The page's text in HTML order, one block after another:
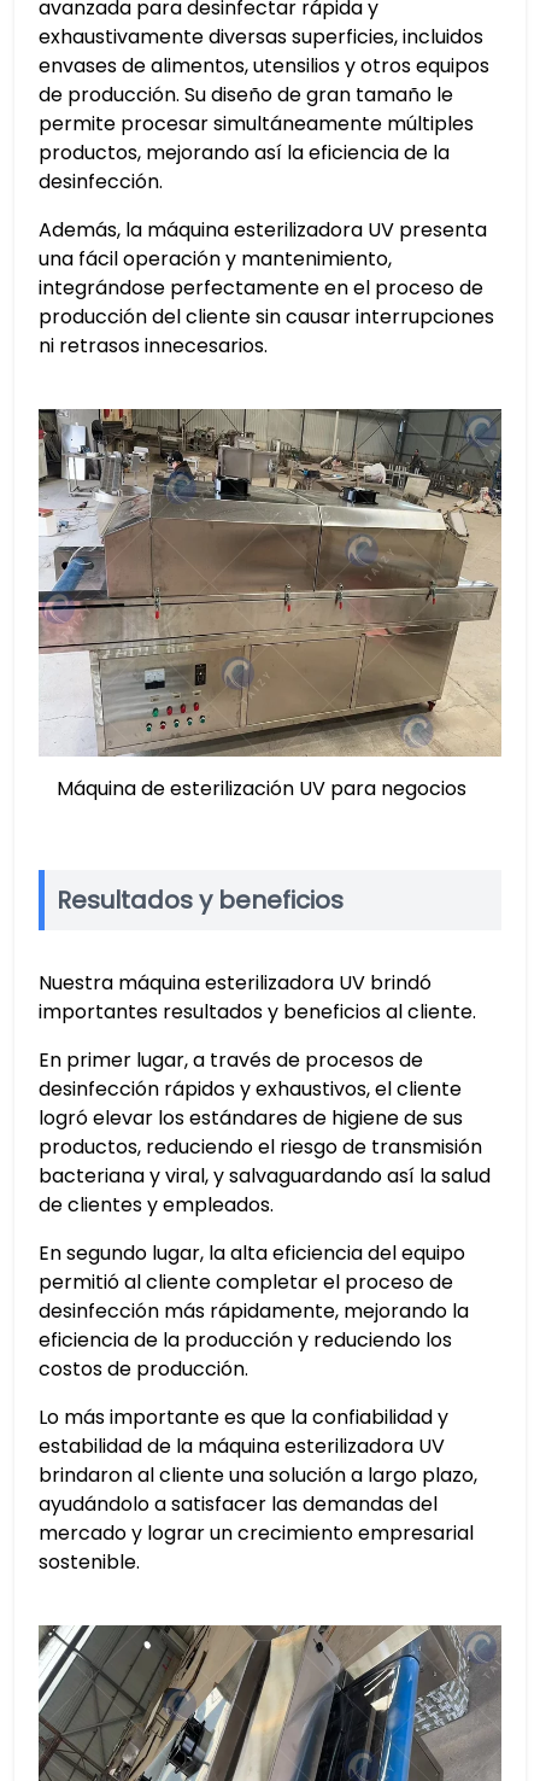
avanzada para desinfectar rápida y
exhaustivamente diversas superficies, incluidos
envases de alimentos, utensilios y otros equipos
de producción. Su diseño de gran tamaño le
permite procesar simultáneamente múltiples
productos, mejorando así la eficiencia de la
desinfección.
Además, la máquina esterilizadora UV presenta
una fácil operación y mantenimiento,
integrándose perfectamente en el proceso de
producción del cliente sin causar interrupciones
ni retrasos innecesarios.
Máquina de esterilización UV para negocios
Resultados y beneficios
Nuestra máquina esterilizadora UV brindó
importantes resultados y beneficios al cliente.
En primer lugar, a través de procesos de
desinfección rápidos y exhaustivos, el cliente
logró elevar los estándares de higiene de sus
productos, reduciendo el riesgo de transmisión
bacteriana y viral, y salvaguardando así la salud
de clientes y empleados.
En segundo lugar, la alta eficiencia del equipo
permitió al cliente completar el proceso de
desinfección más rápidamente, mejorando la
eficiencia de la producción y reduciendo los
costos de producción.
Lo más importante es que la confiabilidad y
estabilidad de la máquina esterilizadora UV
brindaron al cliente una solución a largo plazo,
ayudándolo a satisfacer las demandas del
mercado y lograr un crecimiento empresarial
sostenible.